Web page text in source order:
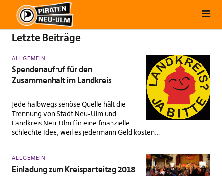
Letzte Beiträge
ALLGEMEIN
Spendenaufruf für den
Zusammenhalt im Landkreis
Jede halbwegs seriöse Quelle hält die
Trennung von Stadt Neu-Ulm und
Landkreis Neu-Ulm für eine finanzielle
schlechte Idee, weil es jedermann Geld kosten…
ALLGEMEIN
Einladung zum Kreisparteitag 2018